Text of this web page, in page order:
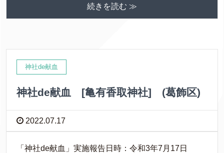
続きを読む ≫
神社de献血
神社de献血 [亀有香取神社] (葛飾区)
2022.07.17
「神社de献血」実施報告日時：令和3年7月17日